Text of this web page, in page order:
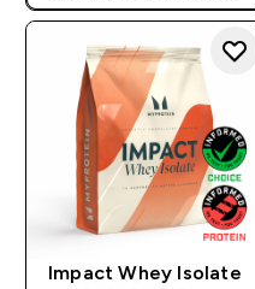
Impact Whey Isolate